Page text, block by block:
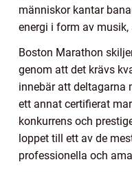
människor kantar
energi i form av
Boston Marathon
genom att det krävs
innebär att deltagarna
ett annat certifierat
konkurrens och
loppet till ett av de
professionella och